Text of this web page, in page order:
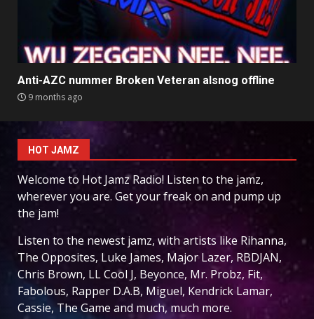
Anti-AZC nummer Broken Veteran alsnog offline
9 months ago
HOT JAMZ
Welcome to Hot Jamz Radio! Listen to the jamz,
wherever you are. Get your freak on and pump up
the jam!
Listen to the newest jamz, with artists like Rihanna,
The Opposites, Luke James, Major Lazer, RBDJAN,
Chris Brown, LL Cool J, Beyonce, Mr. Probz, Fit,
Fabolous, Rapper D.A.B, Miguel, Kendrick Lamar,
Cassie, The Game and much, much more.